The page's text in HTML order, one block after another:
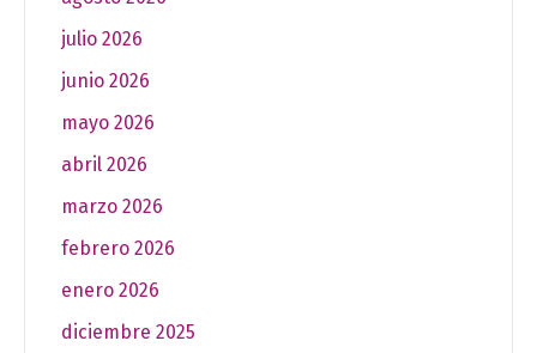
julio 2026
junio 2026
mayo 2026
abril 2026
marzo 2026
febrero 2026
enero 2026
diciembre 2025